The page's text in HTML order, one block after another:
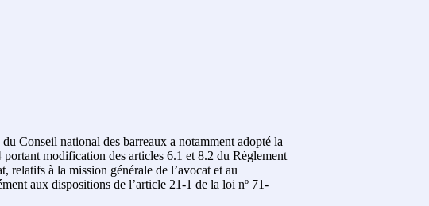
Conseil national des barreaux a notamment adopté la
modification des articles 6.1 et 8.2 du Règlement
relatifs à la mission générale de l’avocat et au
aux dispositions de l’article 21-1 de la loi nº 71-